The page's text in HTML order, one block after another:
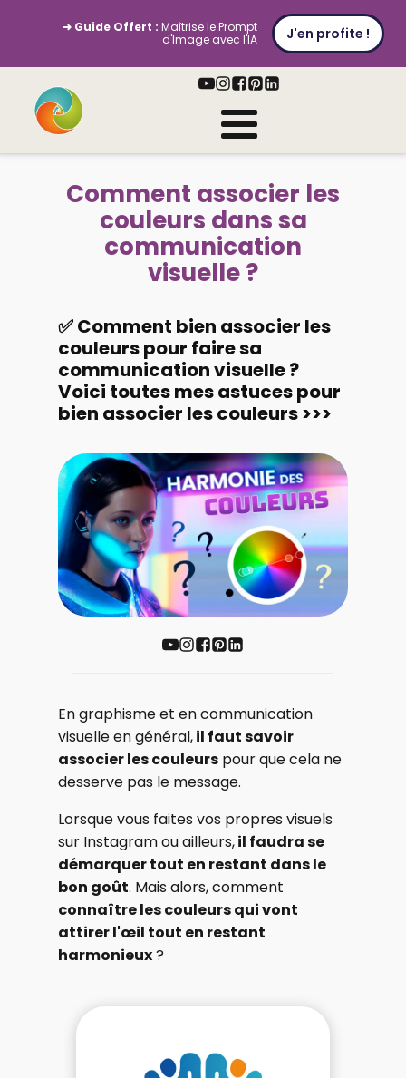
➜ Guide Offert : Maîtrise le Prompt
d'Image avec l'IA
J'en profite !
Comment associer les
couleurs dans sa
communication
visuelle ?
✅ Comment bien associer les
couleurs pour faire sa
communication visuelle ?
Voici toutes mes astuces pour
bien associer les couleurs >>>
En graphisme et en communication
visuelle en général,il faut savoir
associer les couleurs pour que cela ne
desserve pas le message.
Lorsque vous faites vos propres visuels
sur Instagram ou ailleurs,il faudra se
démarquer tout en restant dans le
bon goût. Mais alors, comment
connaître les couleurs qui vont
attirer l'œil tout en restant
harmonieux?